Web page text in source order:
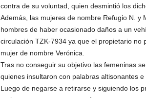
contra de su voluntad, quien desmintió los
Además, las mujeres de nombre Refugio N. y
hombres de haber ocasionado daños a un
circulación TZK-7934 ya que el propietario
mujer de nombre Verónica.
Tras no conseguir su objetivo las femeninas
quienes insultaron con palabras altisonantes e
Luego de negarse a retirarse y siguiendo los